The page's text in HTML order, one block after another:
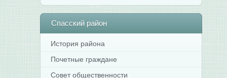
Спасскийрайон
История района
Почетные граждане
Совет общественности